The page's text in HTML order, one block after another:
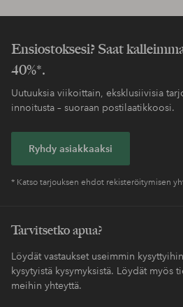
Ensiostoksesi? Saat
40%*.
Uutuuksia viikoittain, eksklusiivisia
innoitusta – suoraan postilaatikkoosi.
Ryhdy asiakkaaksi
* Katso tarjouksen ehdot rekisteröitymisen
Tarvitsetko apua?
Löydät vastaukset useimmin
kysytyistä kysymyksistä. Löydät myös
meihin yhteyttä.